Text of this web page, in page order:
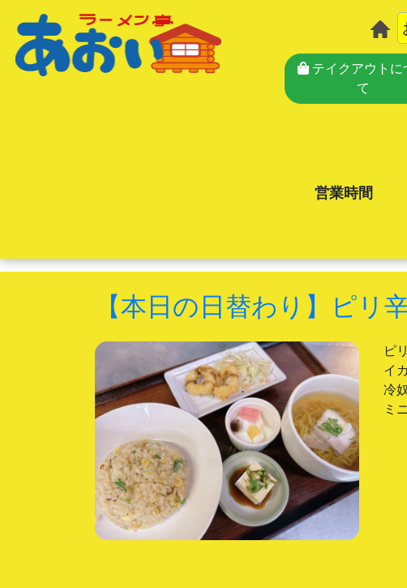
テイクアウトに
て
営業時間
【本日の日替わり】ピリ
ピ
イ
冷奴
ミ